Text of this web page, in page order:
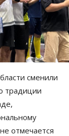
сменили
традиции
отмечается